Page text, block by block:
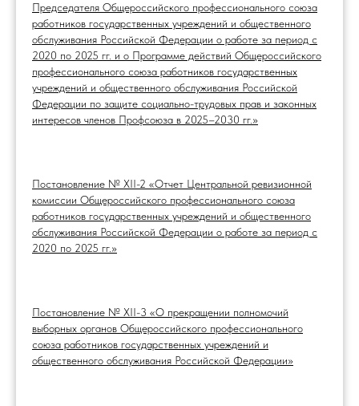
Председателя Общероссийского профессионального союза
работников государственных учреждений и общественного
обслуживания Российской Федерации о работе за период с
2020 по 2025 гг. и о Программе действий Общероссийского
профессионального союза работников государственных
учреждений и общественного обслуживания Российской
Федерации по защите социально-трудовых прав и законных
интересов членов Профсоюза в 2025–2030 гг.»
Постановление № XII-2 «Отчет Центральной ревизионной
комиссии Общероссийского профессионального союза
работников государственных учреждений и общественного
обслуживания Российской Федерации о работе за период с
2020 по 2025 гг.»
Постановление № XII-3 «О прекращении полномочий
выборных органов Общероссийского профессионального
союза работников государственных учреждений и
общественного обслуживания Российской Федерации»